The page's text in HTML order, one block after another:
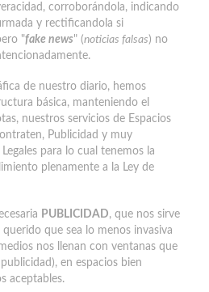
corroborándola, indicando
y rectificandola si
"fake news" (noticias falsas) no
de nuestro diario, hemos
básica, manteniendo el
nuestros servicios de Espacios
Publicidad y muy
para lo cual tenemos la
plenamente a la Ley de
PUBLICIDAD, que nos sirve
que sea lo menos invasiva
nos llenan con ventanas que
en espacios bien
aceptables.